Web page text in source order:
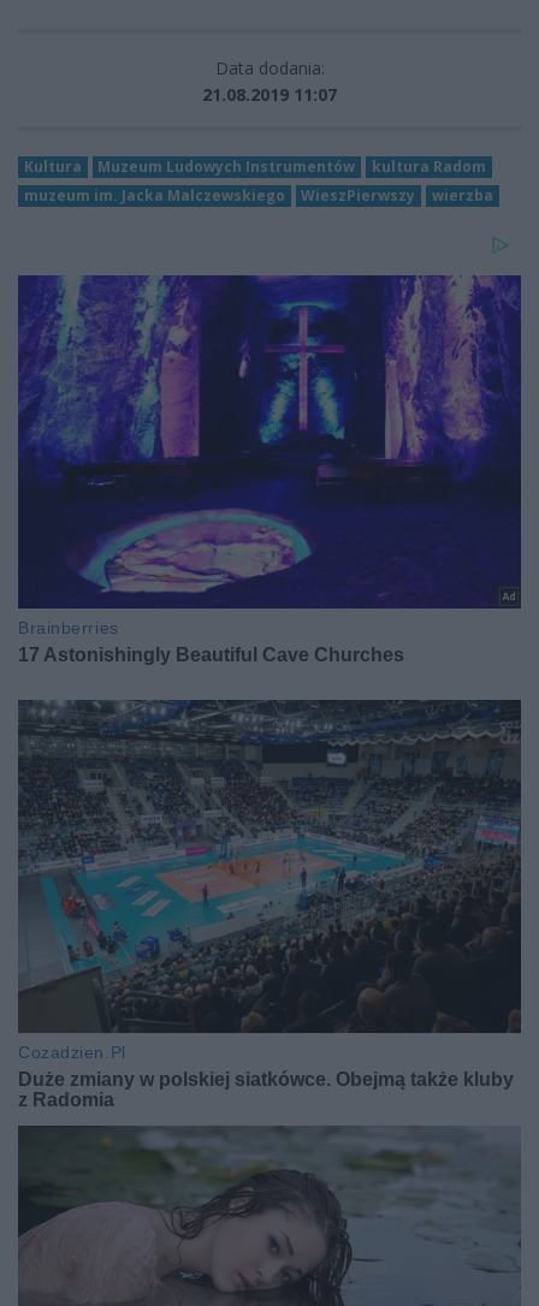
Data dodania:
21.08.2019 11:07
Kultura Muzeum Ludowych Instrumentów
kultura Radom
muzeum im. Jacka Malczewskiego
WieszPierwszy wierzba